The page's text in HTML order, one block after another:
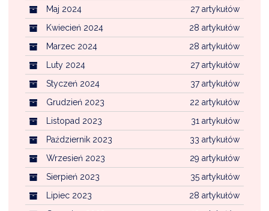
27 artykułów
Maj 2024
28 artykułów
Kwiecień 2024
28 artykułów
Marzec 2024
27 artykułów
Luty 2024
37 artykułów
Styczeń 2024
22 artykułów
Grudzień 2023
31 artykułów
Listopad 2023
33 artykułów
Październik 2023
29 artykułów
Wrzesień 2023
35 artykułów
Sierpień 2023
28 artykułów
Lipiec 2023